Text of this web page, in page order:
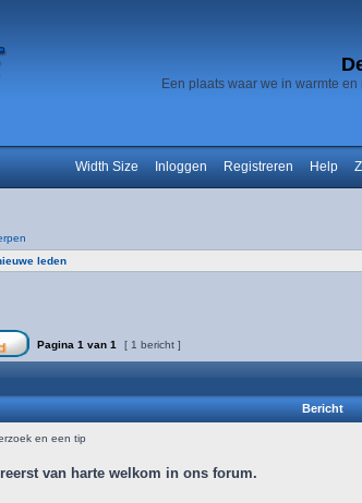
Een plaats waar we in warmte
Width Size Inloggen Registreren Help
leden
Pagina 1 van 1 [ 1 bericht ]
Bericht
en een tip
van harte welkom in ons forum.